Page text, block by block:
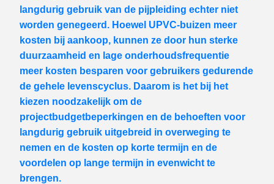
langdurig gebruik van de pijpleiding echter niet
worden genegeerd. Hoewel UPVC-buizen meer
kosten bij aankoop, kunnen ze door hun sterke
duurzaamheid en lage onderhoudsfrequentie
meer kosten besparen voor gebruikers gedurende
de gehele levenscyclus. Daarom is het bij het
kiezen noodzakelijk om de
projectbudgetbeperkingen en de behoeften voor
langdurig gebruik uitgebreid in overweging te
nemen en de kosten op korte termijn en de
voordelen op lange termijn in evenwicht te
brengen.